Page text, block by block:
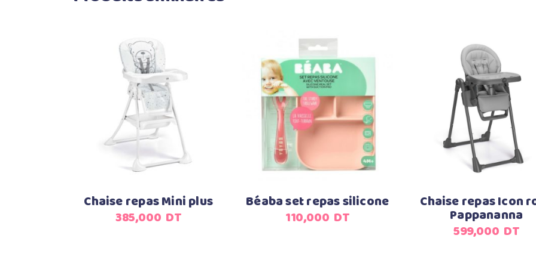
Ajouter au panier
Chaise repas Mini plus
385,000 DT
Ajouter au panier
Béaba set repas silicone
110,000 DT
Ajouter au panier
Chaise repas Icon
Pappananna
599,000 DT